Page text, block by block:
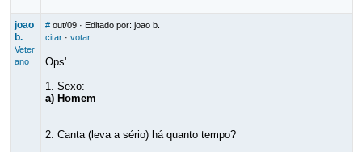
joao
b.
Veter
ano
# out/09· Editado por: joao b.
citar· votar
Ops'
1. Sexo:
a) Homem
2. Canta (leva a sério) há quanto tempo?